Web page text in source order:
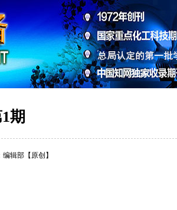
期
编辑部【原创】